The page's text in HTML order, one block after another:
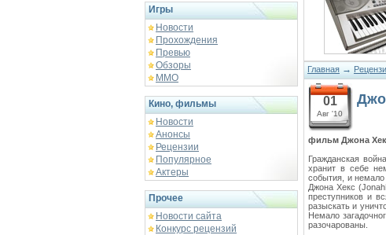
Игры
Новости
Прохождения
Превью
Обзоры
ММО
Кино, фильмы
Новости
Анонсы
Рецензии
Популярное
Актеры
Прочее
Новости сайта
Конкурс рецензий
Главная →
01
Авг '10
фильм Джона
Гражданская
хранит в себе
события, и
Джона Хекс
преступников и
разыскать и
Немало
разочарованы.